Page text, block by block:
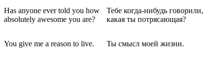
Has anyone ever told you how
absolutely awesome you are?
Тебе когда-нибудь говорили,
какая ты потрясающая?
You give me a reason to live. Ты смысл моей жизни.